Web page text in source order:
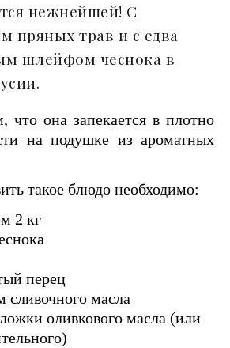
нежнейшей! С
пряных трав и с едва
шлейфом чеснока в
на подушке из ароматных
такое блюдо необходимо:
2 кг
перец
сливочного масла
оливкового масла (или